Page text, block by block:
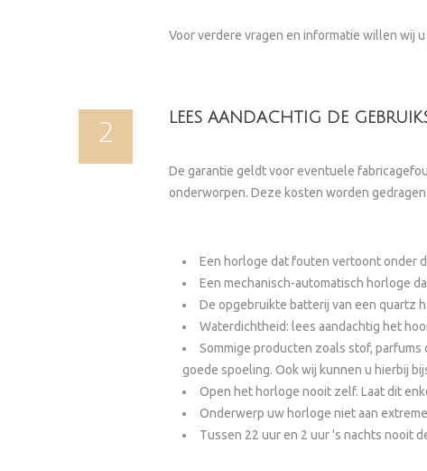
Voor verdere vragen en informatie willen wij
2
LEES AANDACHTIG DE
De garantie geldt voor eventuele
onderworpen. Deze kosten worden
Een horloge dat fouten vertoont onder
Een mechanisch-automatisch horloge
De opgebruikte batterij van een quartz
Waterdichtheid: lees aandachtig het
Sommige producten zoals stof,
goede spoeling. Ook wij kunnen u hierbij
Open het horloge nooit zelf. Laat dit
Onderwerp uw horloge niet aan
Tussen 22 uur en 2 uur 's nachts nooit